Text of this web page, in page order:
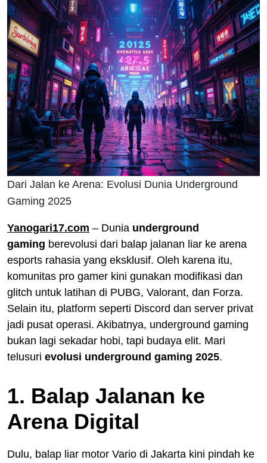
Dari Jalan ke Arena: Evolusi Dunia Underground
Gaming 2025
Yanogari17.com – Dunia underground
gaming berevolusi dari balap jalanan liar ke arena
esports rahasia yang eksklusif. Oleh karena itu,
komunitas pro gamer kini gunakan modifikasi dan
glitch untuk latihan di PUBG, Valorant, dan Forza.
Selain itu, platform seperti Discord dan server privat
jadi pusat operasi. Akibatnya, underground gaming
bukan lagi sekadar hobi, tapi budaya elit. Mari
telusuri evolusi underground gaming 2025.
1. Balap Jalanan ke
Arena Digital
Dulu, balap liar motor Vario di Jakarta kini pindah ke